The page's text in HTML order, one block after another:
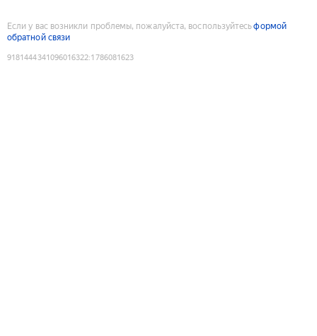
Если у вас возникли проблемы, пожалуйста, воспользуйтесьформой
обратной связи
9181444341096016322:1786081623